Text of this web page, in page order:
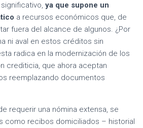
ya que supone un
a recursos económicos que, de
fuera del alcance de algunos. ¿Por
ni aval en estos créditos sin
radica en la modernización de los
crediticia, que ahora aceptan
reemplazando documentos
requerir una nómina extensa, se
como recibos domiciliados – historial